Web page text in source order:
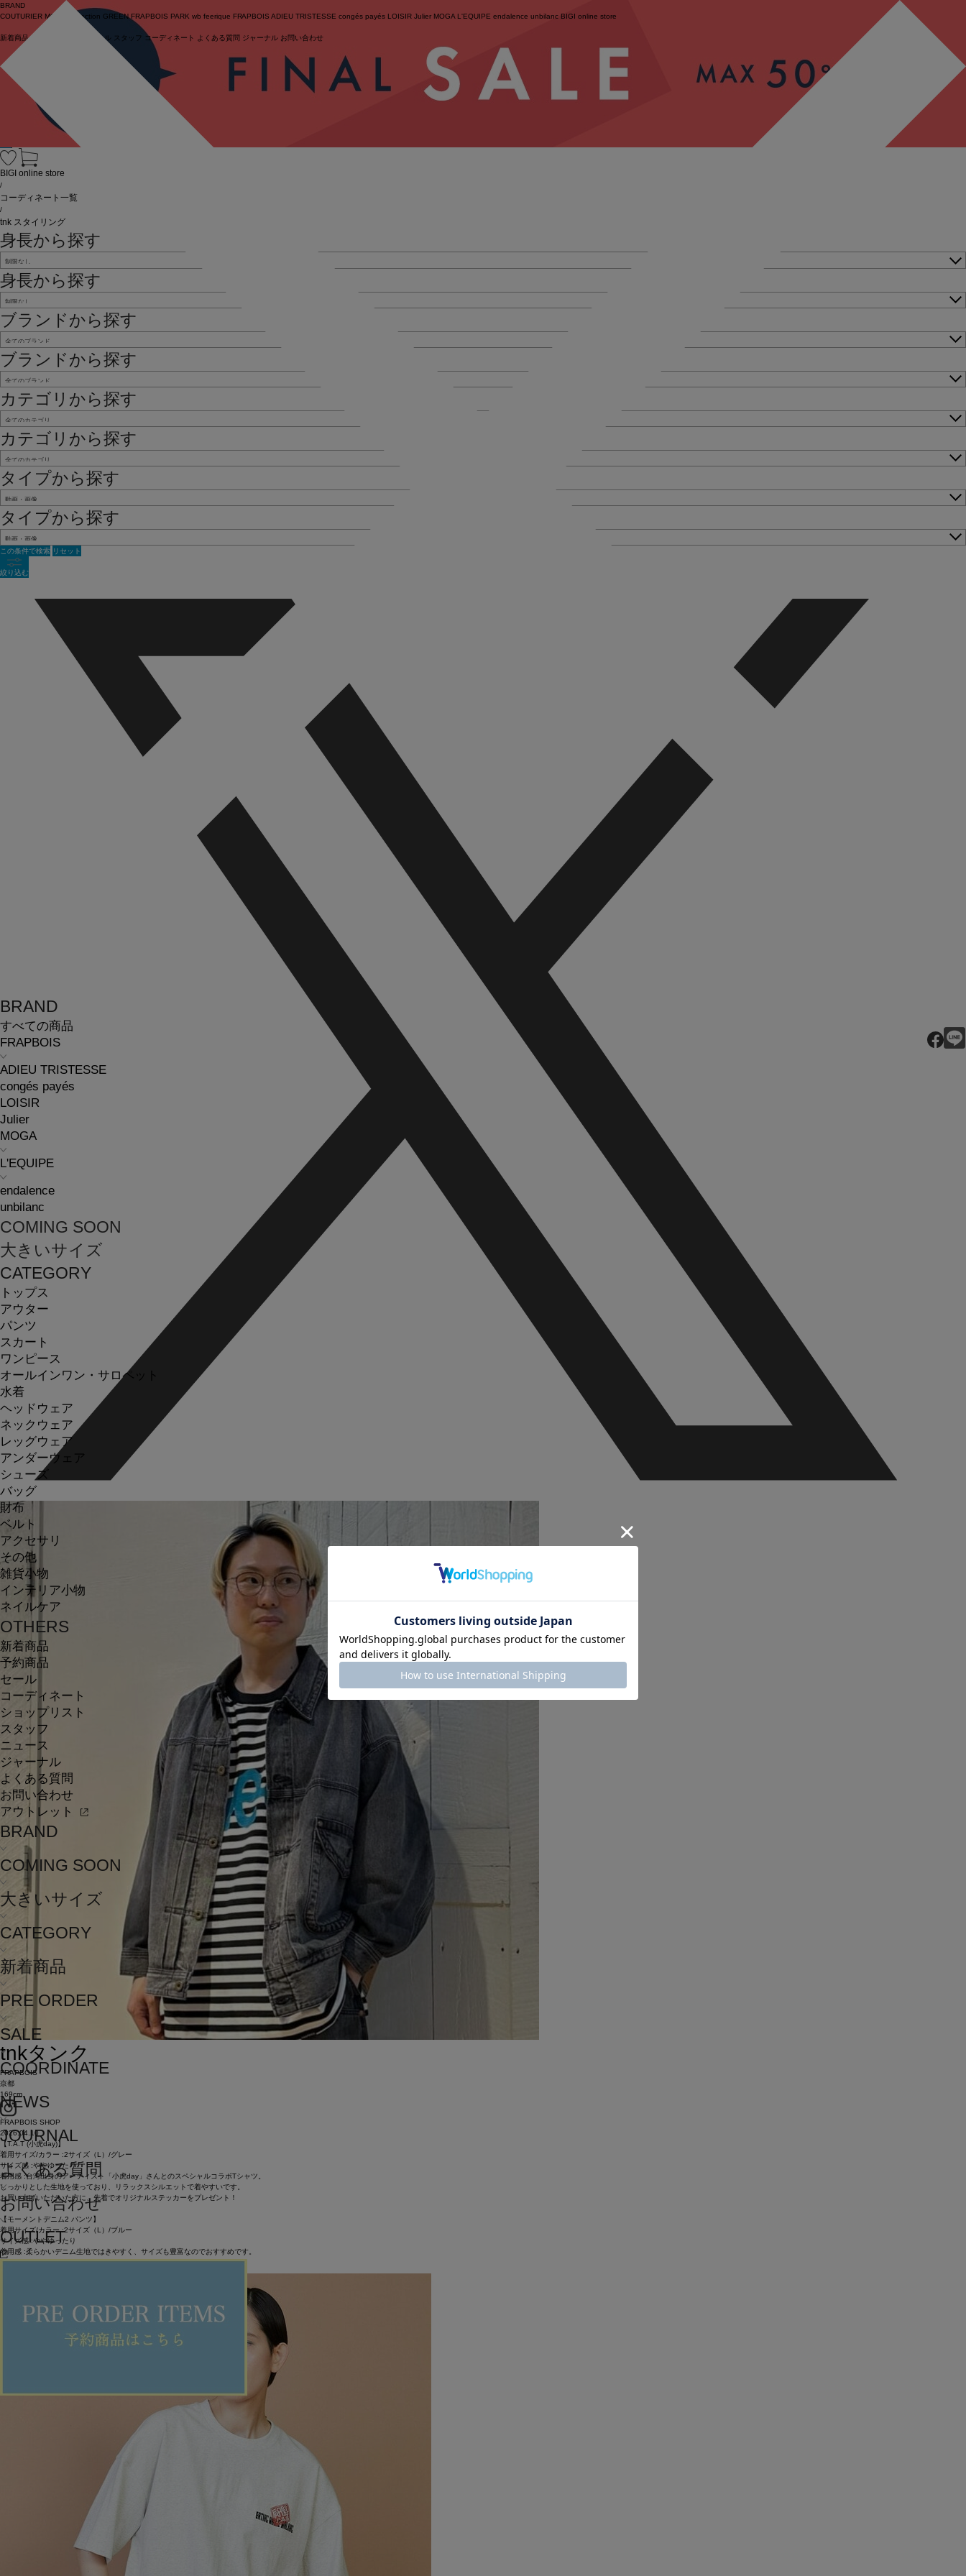
BRAND
COUTURIER MOGA Collection GREEN FRAPBOIS PARK wb feerique FRAPBOIS ADIEU TRISTESSE congés payés LOISIR Julier MOGA L'EQUIPE endalence unbilanc BIGI online store
新着商品 (ライブ) セール スタッフ コーディネート よくある質問 ジャーナル お問い合わせ
BRAND
すべての商品
FRAPBOIS
ADIEU TRISTESSE
congés payés
LOISIR
Julier
MOGA
L'EQUIPE
endalence
unbilanc
COMING SOON
大きいサイズ
CATEGORY
トップス
アウター
パンツ
スカート
ワンピース
オールインワン・サロペット
水着
ヘッドウェア
ネックウェア
レッグウェア
アンダーウェア
シューズ
バッグ
財布
ベルト
アクセサリ
その他
雑貨小物
インテリア小物
ネイルケア
OTHERS
新着商品
予約商品
セール
コーディネート
ショップリスト
スタッフ
ニュース
ジャーナル
よくある質問
お問い合わせ
アウトレット
BRAND
COMING SOON
大きいサイズ
CATEGORY
新着商品
PRE ORDER
SALE
COORDINATE
NEWS
JOURNAL
よくある質問
お問い合わせ
OUTLET
BIGI online store
/
コーディネート一覧
/
tnk スタイリング
身長から探す
身長から探す
ブランドから探す
ブランドから探す
カテゴリから探す
カテゴリから探す
タイプから探す
タイプから探す
この条件で検索 リセット
絞り込む
tnkタンク
FRAPBOIS
京都
169cm
FRAPBOIS SHOP
2026.04.10
【T.A.T (小虎day)】
着用サイズ/カラー :2サイズ（L）/グレー
サイズ感 :ややゆったり
着用感 :台湾出身のアーティスト「小虎day」さんとのスペシャルコラボTシャツ。
しっかりとした生地を使っており、リラックスシルエットで着やすいです。
お買い上げいただいた方に、先着でオリジナルステッカーをプレゼント！
【モーメントデニム2 パンツ】
着用サイズ/カラー :2サイズ（L）/ブルー
サイズ感 :ややゆったり
着用感 :柔らかいデニム生地ではきやすく、サイズも豊富なのでおすすめです。
ITEMS